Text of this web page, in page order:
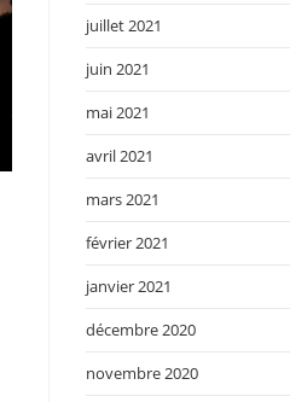
juillet 2021
juin 2021
mai 2021
avril 2021
mars 2021
février 2021
janvier 2021
décembre 2020
novembre 2020